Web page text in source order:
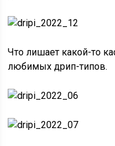
Что лишает какой-то
любимых дрип-типов.